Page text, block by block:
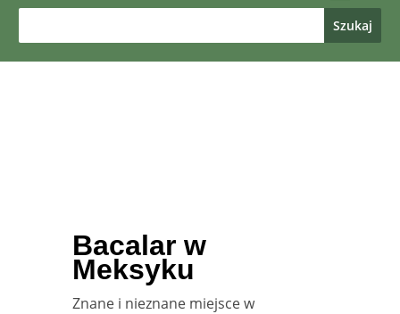
Bacalar w
Meksyku
Znane i nieznane miejsce w